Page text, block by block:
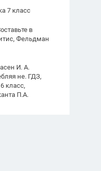
7 класс
в
Фельдман
И. А.
не. ГДЗ,
класс,
П.А.